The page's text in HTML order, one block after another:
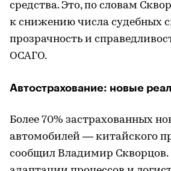
средства. Это, по словам
к снижению числа судебных
прозрачность и
ОСАГО.
Автострахование: новые
Более 70% застрахованных
автомобилей — китайского
сообщил Владимир Скворцов.